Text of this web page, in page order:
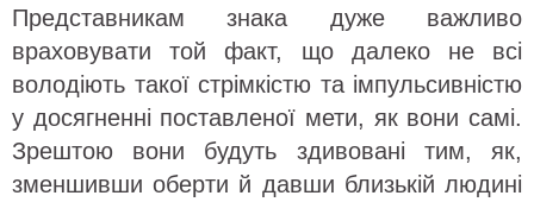
Представникам знака дуже важливо
враховувати той факт, що далеко не всі
володіють такої стрімкістю та імпульсивністю
у досягненні поставленої мети, як вони самі.
Зрештою вони будуть здивовані тим, як,
зменшивши оберти й давши близькій людині